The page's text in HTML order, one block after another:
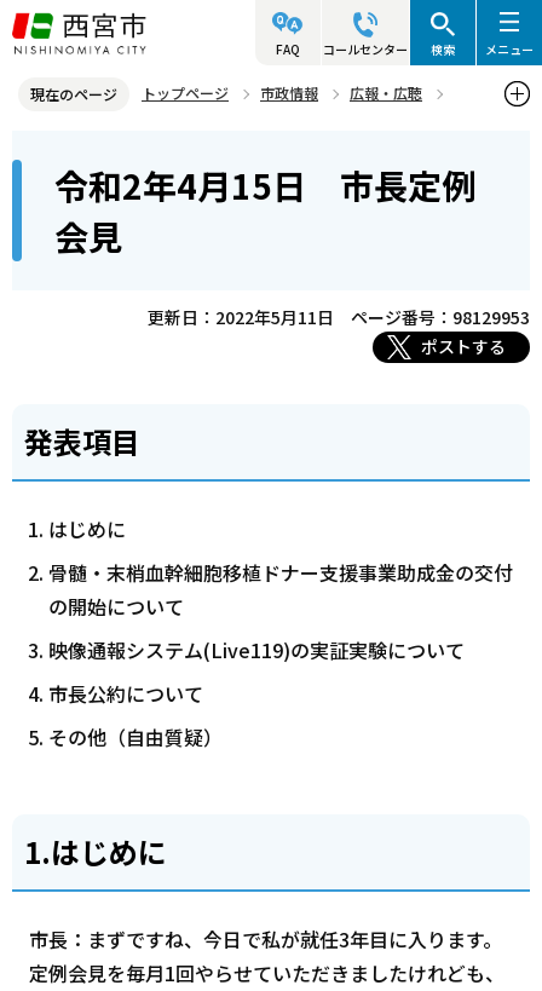
こ
の
ジ
頭
FAQ コールセンター 検索 メニュー
現在のページ トップページ 市政情報
広報・広聴
令和2年4月15日 市長定例会見
令和2年4月15日 市長定例
会見
更新日：2022年5月11日
ページ番号：98129953
ポストする
発表項目
はじめに
骨髄・末梢血幹細胞移植ドナー支援事業助成金の交付
の開始について
映像通報システム(Live119)の実証実験について
市長公約について
その他（自由質疑）
1.はじめに
市長：まずですね、今日で私が就任3年目に入ります。
定例会見を毎月1回やらせていただきましたけれども、